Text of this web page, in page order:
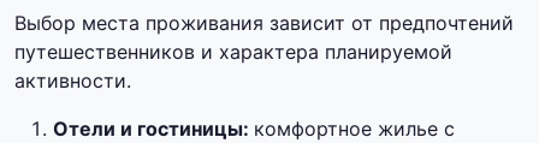
Выбор места проживания зависит от предпочтений
путешественников и характера планируемой
активности.
Отели и гостиницы: комфортное жилье с